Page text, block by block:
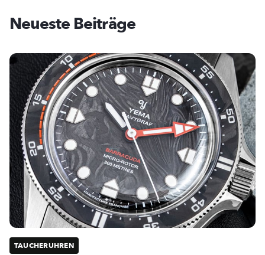
Neueste Beiträge
TAUCHERUHREN